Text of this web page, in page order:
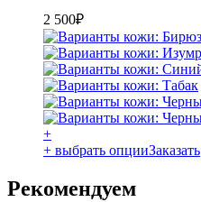
2 500₽
+
+ выбрать опцииЗаказать
Рекомендуем